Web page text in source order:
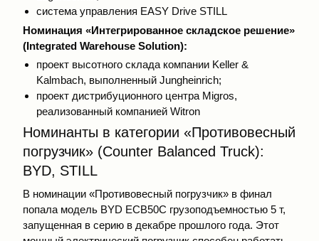
система управления EASY Drive STILL
Номинация «Интегрированное складское решение»
(Integrated Warehouse Solution):
проект высотного склада компании Keller &
Kalmbach, выполненный Jungheinrich;
проект дистрибуционного центра Migros,
реализованный компанией Witron
Номинанты в категории «Противовесный
погрузчик» (Counter Balanced Truck):
BYD, STILL
В номинации «Противовесный погрузчик» в финал
попала модель BYD ECB50C грузоподъемностью 5 т,
запущенная в серию в декабре прошлого года. Этот